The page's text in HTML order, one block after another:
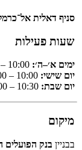
סניף דאלית
שעות פעילות
ימים א׳–ה׳:
יום שישי:
יום שבת:
מיקום
בבניין בנק הפועלים